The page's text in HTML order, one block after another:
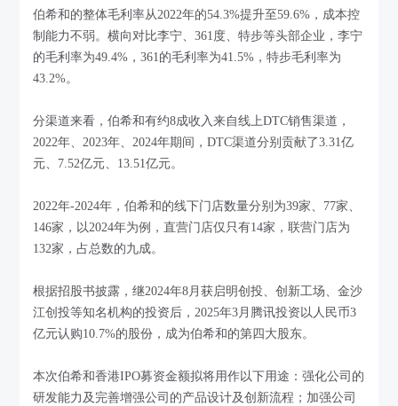
伯希和的整体毛利率从2022年的54.3%提升至59.6%，成本控
制能力不弱。横向对比李宁、361度、特步等头部企业，李宁
的毛利率为49.4%，361的毛利率为41.5%，特步毛利率为
43.2%。
分渠道来看，伯希和有约8成收入来自线上DTC销售渠道，
2022年、2023年、2024年期间，DTC渠道分别贡献了3.31亿
元、7.52亿元、13.51亿元。
2022年-2024年，伯希和的线下门店数量分别为39家、77家、
146家，以2024年为例，直营门店仅只有14家，联营门店为
132家，占总数的九成。
根据招股书披露，继2024年8月获启明创投、创新工场、金沙
江创投等知名机构的投资后，2025年3月腾讯投资以人民币3
亿元认购10.7%的股份，成为伯希和的第四大股东。
本次伯希和香港IPO募资金额拟将用作以下用途：强化公司的
研发能力及完善增强公司的产品设计及创新流程；加强公司